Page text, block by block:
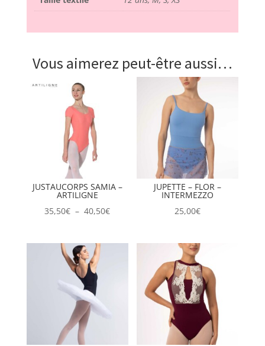
Vous aimerez peut-être aussi…
JUSTAUCORPS SAMIA –
ARTILIGNE
35,50€ – 40,50€Plage
prix :
JUPETTE – FLOR –
INTERMEZZO
25,00€